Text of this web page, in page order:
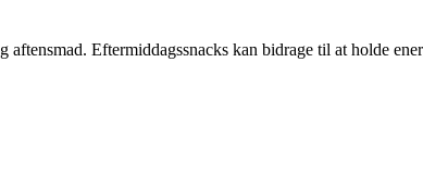
Eftermiddagssnacks kan bidrage til at holde